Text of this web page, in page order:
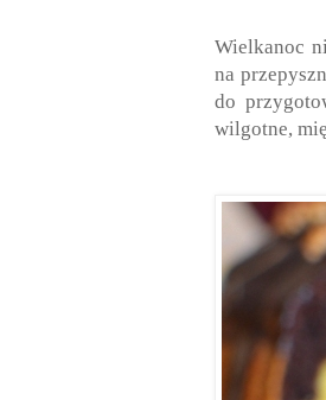
Wielkanoc
na
do
wilgotne,